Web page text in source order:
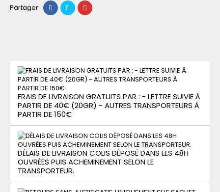
Partager
FRAIS DE LIVRAISON GRATUITS PAR : - LETTRE SUIVIE À
PARTIR DE 40€ (20GR) - AUTRES TRANSPORTEURS À
PARTIR DE 150€
DÉLAIS DE LIVRAISON COLIS DÉPOSÉ DANS LES 48H
OUVRÉES PUIS ACHEMINEMENT SELON LE
TRANSPORTEUR.